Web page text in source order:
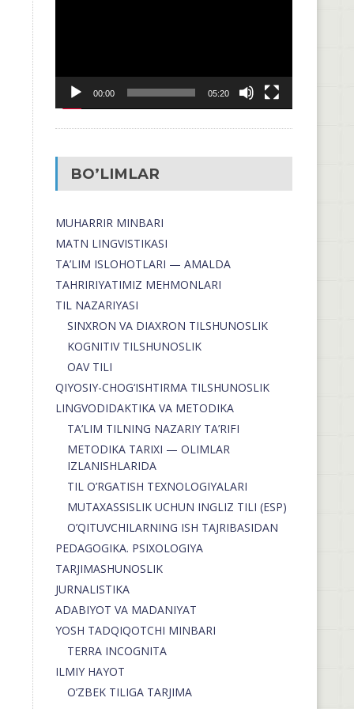
00:00 05:20
BO’LIMLAR
MUHARRIR MINBARI
MATN LINGVISTIKASI
TA’LIM ISLOHOTLARI — AMALDA
TAHRIRIYATIMIZ MEHMONLARI
TIL NAZARIYASI
SINXRON VA DIAXRON TILSHUNOSLIK
KOGNITIV TILSHUNOSLIK
OAV TILI
QIYOSIY-CHOG‘ISHTIRMA TILSHUNOSLIK
LINGVODIDAKTIKA VA METODIKA
TA’LIM TILNING NAZARIY TA’RIFI
METODIKA TARIXI — OLIMLAR
IZLANISHLARIDA
TIL O’RGATISH TEXNOLOGIYALARI
MUTAXASSISLIK UCHUN INGLIZ TILI (ESP)
O’QITUVCHILARNING ISH TAJRIBASIDAN
PEDAGOGIKA. PSIXOLOGIYA
TARJIMASHUNOSLIK
JURNALISTIKA
ADABIYOT VA MADANIYAT
YOSH TADQIQOTCHI MINBARI
TERRA INCOGNITA
ILMIY HAYOT
O’ZBEK TILIGA TARJIMA